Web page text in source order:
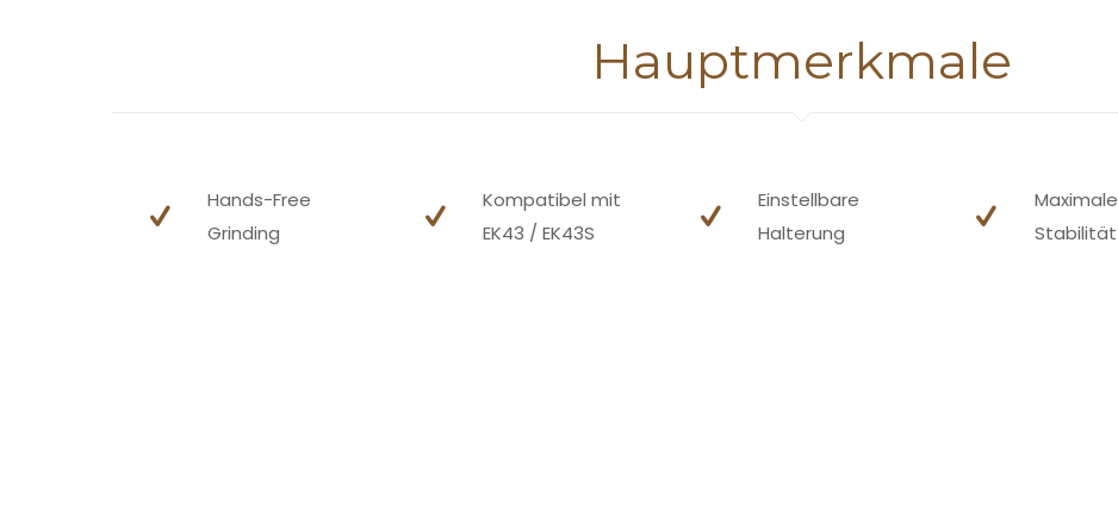
Hauptmerkmale
Hands-Free
Grinding
Kompatibel mit
EK43 / EK43S
Einstellbare
Halterung
Maximale
Stabilität